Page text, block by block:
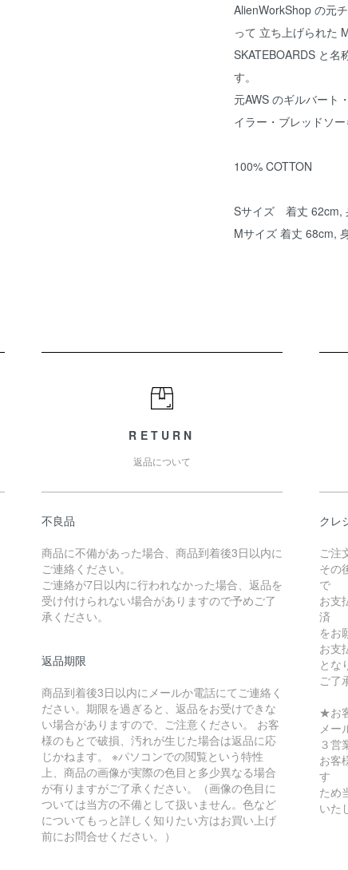
AlienWorkShop の元
って 立ち上げられた
SKATEBOARDS と名
す。
元AWS のギルバート
イラー・ブレッドソー
100% COTTON
Sサイズ 着丈 62cm,
Mサイズ 着丈 68cm,
RETURN
返品について
不良品
商品に不備があった場合、商品到着後3日以内に
ご連絡ください。
ご連絡が7日以内に行われなかった場合、返品を
受け付けられない場合がありますので予めご了
承ください。
返品期限
商品到着後3日以内にメールか電話にてご連絡く
ださい。期限を過ぎると、返品をお受けできな
い場合がありますので、ご注意ください。 お客
様のもとで破損、汚れが生じた場合は返品に応
じかねます。 ※パソコンでの閲覧という特性
上、商品の画像が実際の色目と多少異なる場合
が有りますがご了承ください。（画像の色目に
ついては当方の不備として扱いません。色など
についてもっと詳しく知りたい方はお買い上げ
前にお問合せください。）
クレ
ご注
その
で
お支
済
をお
お支
とな
ご了
★お
メー
３営
お客
す
ため
いた